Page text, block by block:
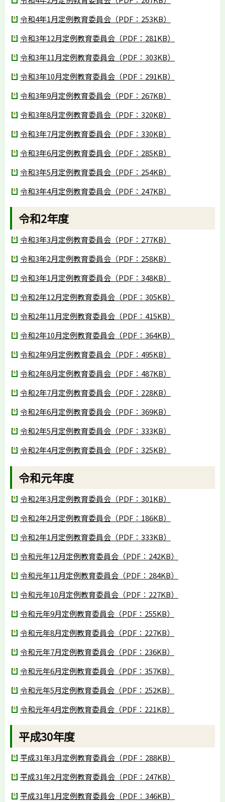
令和4年1月定例教育委員会（PDF：253KB）
令和3年12月定例教育委員会（PDF：281KB）
令和3年11月定例教育委員会（PDF：303KB）
令和3年10月定例教育委員会（PDF：291KB）
令和3年9月定例教育委員会（PDF：267KB）
令和3年8月定例教育委員会（PDF：320KB）
令和3年7月定例教育委員会（PDF：330KB）
令和3年6月定例教育委員会（PDF：285KB）
令和3年5月定例教育委員会（PDF：254KB）
令和3年4月定例教育委員会（PDF：247KB）
令和2年度
令和3年3月定例教育委員会（PDF：277KB）
令和3年2月定例教育委員会（PDF：258KB）
令和3年1月定例教育委員会（PDF：348KB）
令和2年12月定例教育委員会（PDF：305KB）
令和2年11月定例教育委員会（PDF：415KB）
令和2年10月定例教育委員会（PDF：364KB）
令和2年9月定例教育委員会（PDF：495KB）
令和2年8月定例教育委員会（PDF：487KB）
令和2年7月定例教育委員会（PDF：228KB）
令和2年6月定例教育委員会（PDF：369KB）
令和2年5月定例教育委員会（PDF：333KB）
令和2年4月定例教育委員会（PDF：325KB）
令和元年度
令和2年3月定例教育委員会（PDF：301KB）
令和2年2月定例教育委員会（PDF：186KB）
令和2年1月定例教育委員会（PDF：333KB）
令和元年12月定例教育委員会（PDF：242KB）
令和元年11月定例教育委員会（PDF：284KB）
令和元年10月定例教育委員会（PDF：227KB）
令和元年9月定例教育委員会（PDF：255KB）
令和元年8月定例教育委員会（PDF：227KB）
令和元年7月定例教育委員会（PDF：236KB）
令和元年6月定例教育委員会（PDF：357KB）
令和元年5月定例教育委員会（PDF：252KB）
令和元年4月定例教育委員会（PDF：221KB）
平成30年度
平成31年3月定例教育委員会（PDF：288KB）
平成31年2月定例教育委員会（PDF：247KB）
平成31年1月定例教育委員会（PDF：346KB）